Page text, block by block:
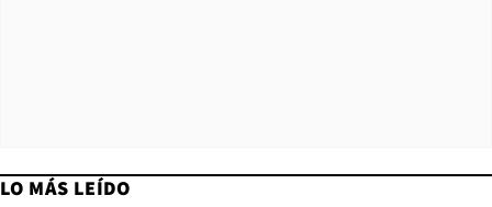
LO MÁS LEÍDO